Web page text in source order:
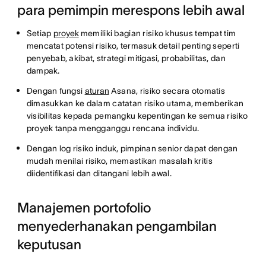
para pemimpin merespons lebih awal
Setiap proyekmemiliki bagian risiko khusus tempat tim
mencatat potensi risiko, termasuk detail penting seperti
penyebab, akibat, strategi mitigasi, probabilitas, dan
dampak.
Dengan fungsi aturan Asana, risiko secara otomatis
dimasukkan ke dalam catatan risiko utama, memberikan
visibilitas kepada pemangku kepentingan ke semua risiko
proyek tanpa mengganggu rencana individu.
Dengan log risiko induk, pimpinan senior dapat dengan
mudah menilai risiko, memastikan masalah kritis
diidentifikasi dan ditangani lebih awal.
Manajemen portofolio
menyederhanakan pengambilan
keputusan